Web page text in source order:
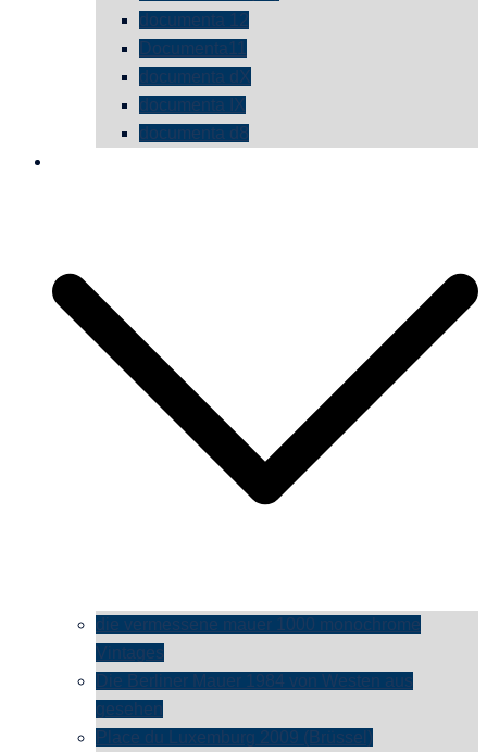
documenta 12
Documenta11
documenta dX
documenta IX
documenta d8
die vermessene mauer 1000 monochrome
Vintages
Die Berliner Mauer 1984 von Westen aus
gesehen
Place du Luxemburg 2009 (Brüssel)